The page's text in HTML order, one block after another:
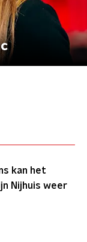
kan het
Nijhuis weer